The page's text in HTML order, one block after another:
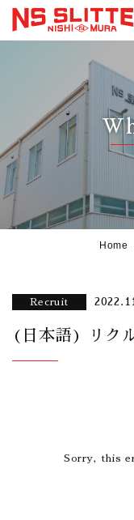
Home
Recruit
(日本語) リク
Sorry, this